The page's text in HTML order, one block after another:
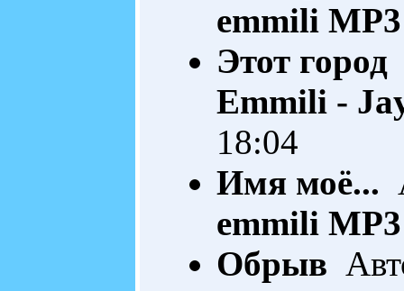
emmili
Этот город
Emmili -
18:04
Имя моё...
emmili
Обрыв